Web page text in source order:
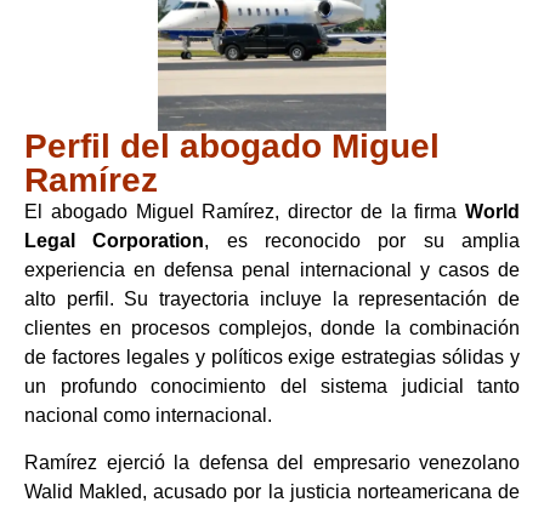
Perfil del abogado Miguel
Ramírez
El abogado Miguel Ramírez, director de la firma World
Legal Corporation, es reconocido por su amplia
experiencia en defensa penal internacional y casos de
alto perfil. Su trayectoria incluye la representación de
clientes en procesos complejos, donde la combinación
de factores legales y políticos exige estrategias sólidas y
un profundo conocimiento del sistema judicial tanto
nacional como internacional.
Ramírez ejerció la defensa del empresario venezolano
Walid Makled, acusado por la justicia norteamericana de